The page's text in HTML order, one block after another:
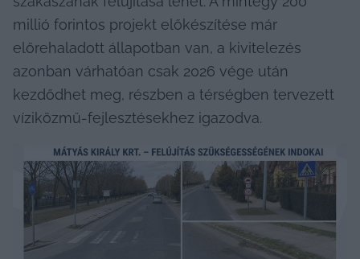
millió forintos projekt előkészítése már
előrehaladott állapotban van, a kivitelezés
azonban várhatóan csak 2026 vége után
kezdődhet meg, részben a térségben tervezett
víziközmű-fejlesztésekhez igazodva.